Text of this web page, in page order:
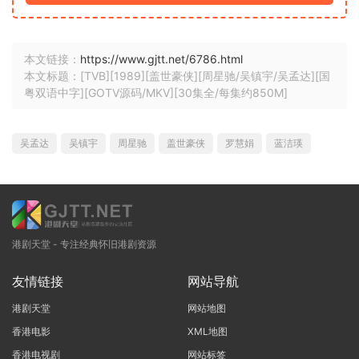
本文链接： https://www.gjtt.net/6786.html
本文标题：[TVB][1989][盖世豪侠][周星驰/吴镇宇/吴孟达][国
粤双语中字][GOTV源码/MKV][30集全/每集约850M]
吴孟达 吴镇宇 周星驰 盖世豪侠 罗慧娟 蓝洁瑛
港剧天堂 - 专注经典怀旧港剧资源
友情链接
港剧天堂
香港电影
香港电视剧
网站导航
网站地图
XML地图
网站标签